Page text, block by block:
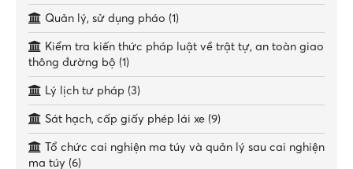
Quản lý, sử dụng pháo (1)
Kiểm tra kiến thức pháp luật về trật tự, an toàn giao
thông đường bộ (1)
Lý lịch tư pháp (3)
Sát hạch, cấp giấy phép lái xe (9)
Tổ chức cai nghiện ma túy và quản lý sau cai nghiện
ma túy (6)